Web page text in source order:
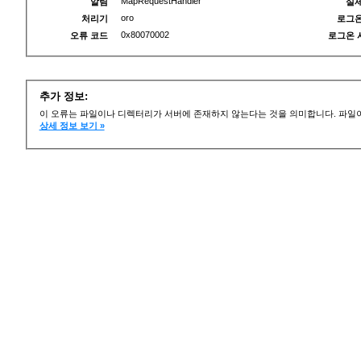
처리기
oro
오류 코드
0x80070002
로그
로그온
추가 정보:
이 오류는 파일이나 디렉터리가 서버에 존재하지 않는다는 것을 의미합니다. 파
상세 정보 보기 »